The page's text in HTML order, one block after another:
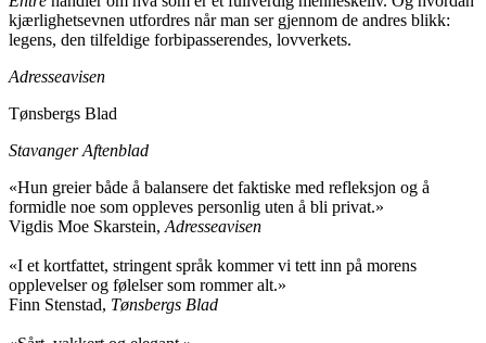
kjærlighetsevnen utfordres når man ser gjennom de andres blikk:
legens, den tilfeldige forbipasserendes, lovverkets.
Adresseavisen
Tønsbergs Blad
Stavanger Aftenblad
«Hun greier både å balansere det faktiske med refleksjon og å
formidle noe som oppleves personlig uten å bli privat.»
Vigdis Moe Skarstein, Adresseavisen
«I et kortfattet, stringent språk kommer vi tett inn på morens
opplevelser og følelser som rommer alt.»
Finn Stenstad, Tønsbergs Blad